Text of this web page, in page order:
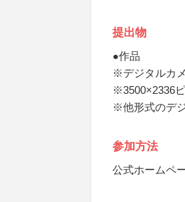
提出物
●作品
※デジタルカ
※3500×2336
※他形式のデ
参加方法
公式ホームペ